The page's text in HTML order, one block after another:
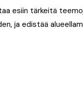
esiin tärkeitä
ja edistää